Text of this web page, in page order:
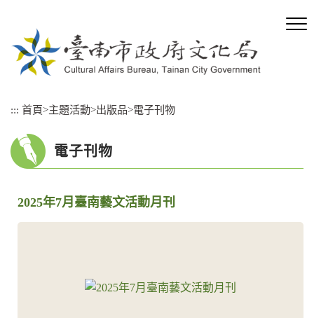
::: 首頁>主題活動>出版品>電子刊物
電子刊物
2025年7月臺南藝文活動月刊